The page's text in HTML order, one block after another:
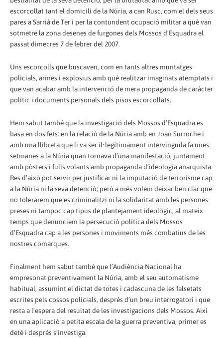
escorcollat tant el domicili de la Núria, a can Rusc, com el dels seus
pares a Sarrià de Ter i per la contundent ocupació militar a què van
sotmetre la zona desenes de furgones dels Mossos d’Esquadra el
passat dimecres 7 de febrer del 2007.
Uns escorcolls que buscaven, com en tants altres muntatges
policials, armes i explosius amb què realitzar imaginats atemptats i
que van acabar amb la intervenció de mera propaganda de caràcter
polític i documents personals dels pisos escorcollats.
Hem sabut també que la investigació dels Mossos d’Esquadra es
basa en dos fets: en la relació de la Núria amb en Joan Surroche i
amb una llibreta que li va ser il•legítimament intervinguda fa unes
setmanes a la Núria quan tornava d’una manifestació, juntament
amb pòsters i fulls volants amb propaganda d’ideologia anarquista.
Res d’això pot servir per justificar ni la imputació de terrorisme cap
a la Núria ni la seva detenció; però a més volem deixar ben clar que
no tolerarem que es criminalitzi ni la solidaritat amb les persones
preses ni tampoc cap tipus de plantejament ideològic, al mateix
temps que denunciem la persecució política dels Mossos
d’Esquadra cap a les persones i moviments més combatius de les
nostres comarques.
Finalment hem sabut també que l’Audiència Nacional ha
empresonat preventivament la Núria, amb el seu automatisme
habitual, assumint el dictat de totes i cadascuna de les falsetats
escrites pels cossos policials, després d’un breu interrogatori i que
resta a l’espera del resultat de les investigacions dels Mossos. Així
en una aplicació a petita escala de la guerra preventiva, primer es
deté i després s’investiga.